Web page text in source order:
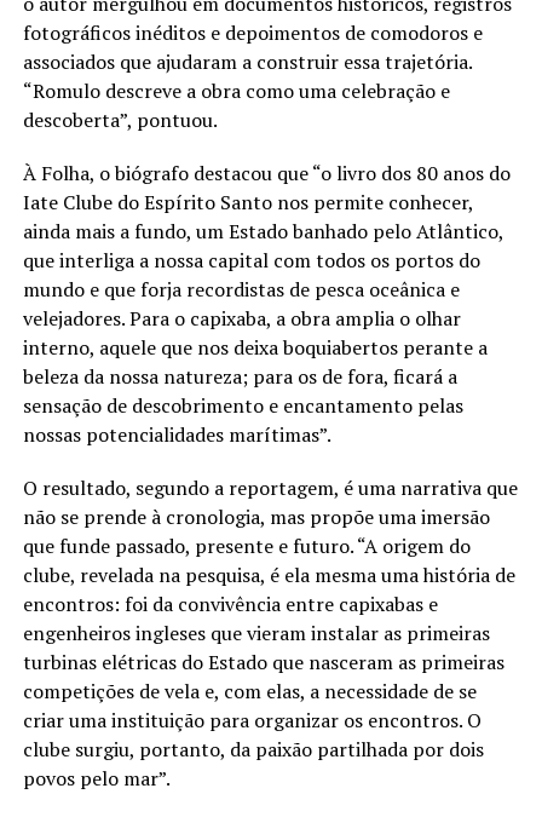
fotográficos inéditos e depoimentos de comodoros e
associados que ajudaram a construir essa trajetória.
“Romulo descreve a obra como uma celebração e
descoberta”, pontuou.
À Folha, o biógrafo destacou que “o livro dos 80 anos do
Iate Clube do Espírito Santo nos permite conhecer,
ainda mais a fundo, um Estado banhado pelo Atlântico,
que interliga a nossa capital com todos os portos do
mundo e que forja recordistas de pesca oceânica e
velejadores. Para o capixaba, a obra amplia o olhar
interno, aquele que nos deixa boquiabertos perante a
beleza da nossa natureza; para os de fora, ficará a
sensação de descobrimento e encantamento pelas
nossas potencialidades marítimas”.
O resultado, segundo a reportagem, é uma narrativa que
não se prende à cronologia, mas propõe uma imersão
que funde passado, presente e futuro. “A origem do
clube, revelada na pesquisa, é ela mesma uma história de
encontros: foi da convivência entre capixabas e
engenheiros ingleses que vieram instalar as primeiras
turbinas elétricas do Estado que nasceram as primeiras
competições de vela e, com elas, a necessidade de se
criar uma instituição para organizar os encontros. O
clube surgiu, portanto, da paixão partilhada por dois
povos pelo mar”.